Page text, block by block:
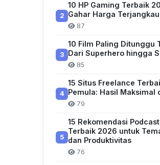
2
10 HP Gaming Terbaik
Gahar Harga Terjangkau
87
3
10 Film Paling Ditunggu
Dari Superhero hingga
85
4
15 Situs Freelance
Pemula: Hasil Maksimal
79
5
15 Rekomendasi
Terbaik 2026 untuk
dan Produktivitas
76